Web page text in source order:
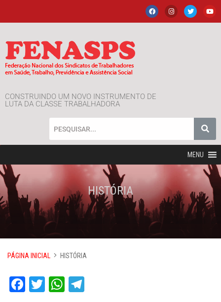
CONSTRUINDO UM NOVO INSTRUMENTO DE
LUTA DA CLASSE TRABALHADORA
MENU
HISTÓRIA
PÁGINA INICIAL HISTÓRIA
Facebook
TwitterWhatsApp